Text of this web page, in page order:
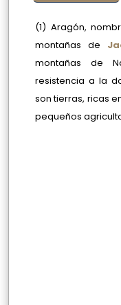
(1) Aragón,
montañas de
montañas de
resistencia a la
son tierras, ricas
pequeños